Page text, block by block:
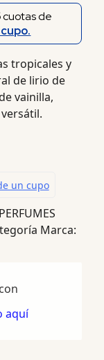
cuotas de
tropicales y
de lirio de
vainilla,
PERFUMES
Marca:
aquí